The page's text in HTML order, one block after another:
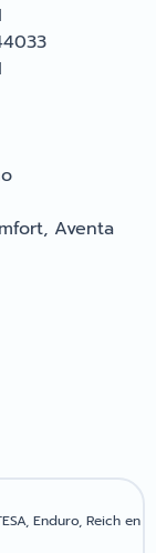
Aventa
Enduro, Reich en